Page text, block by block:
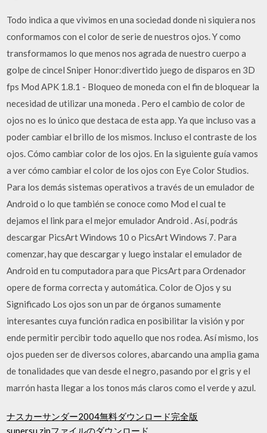
Todo indica a que vivimos en una sociedad donde ni siquiera nos
conformamos con el color de serie de nuestros ojos. Y como
transformamos lo que menos nos agrada de nuestro cuerpo a
golpe de cincel Sniper Honor:divertido juego de disparos en 3D
fps Mod APK 1.8.1 - Bloqueo de moneda con el fin de bloquear la
necesidad de utilizar una moneda . Pero el cambio de color de
ojos no es lo único que destaca de esta app. Ya que incluso vas a
poder cambiar el brillo de los mismos. Incluso el contraste de los
ojos. Cómo cambiar color de los ojos. En la siguiente guía vamos
a ver cómo cambiar el color de los ojos con Eye Color Studios.
Para los demás sistemas operativos a través de un emulador de
Android o lo que también se conoce como Mod el cual te
dejamos el link para el mejor emulador Android . Así, podrás
descargar PicsArt Windows 10 o PicsArt Windows 7. Para
comenzar, hay que descargar y luego instalar el emulador de
Android en tu computadora para que PicsArt para Ordenador
opere de forma correcta y automática. Color de Ojos y su
Significado Los ojos son un par de órganos sumamente
interesantes cuya función radica en posibilitar la visión y por
ende permitir percibir todo aquello que nos rodea. Así mismo, los
ojos pueden ser de diversos colores, abarcando una amplia gama
de tonalidades que van desde el negro, pasando por el gris y el
marrón hasta llegar a los tonos más claros como el verde y azul.
ナスカーサンダー2004無料ダウンロード完全版
supersu zipファイルのダウンロード